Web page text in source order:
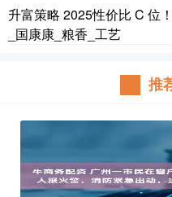
升富策略 2025性价比 C 位
_国康康_粮香_工艺
推